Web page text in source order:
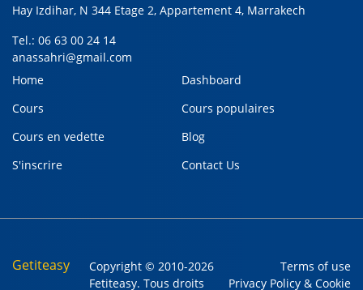
Hay Izdihar, N 344 Etage 2, Appartement 4, Marrakech
Tel.: 06 63 00 24 14
anassahri@gmail.com
Home
Dashboard
Cours
Cours populaires
Cours en vedette
Blog
S'inscrire
Contact Us
Getiteasy
Copyright © 2010-2026
Fetiteasy. Tous droits
Terms of use
Privacy Policy & Cookie